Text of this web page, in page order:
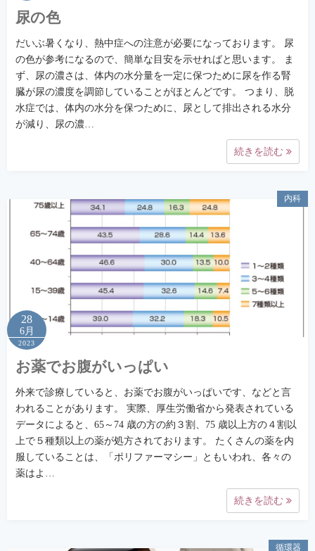
尿の色
だいぶ暑くなり、熱中症への注意が必要になっております。 尿
の色が参考になるので、簡単な目安を示せればと思います。 ま
ず、尿の濃さは、体内の水分量を一定に保つために尿を作る腎
臓が尿の濃度を調節していることがほとんどです。 つまり、脱
水症では、体内の水分を保つために、尿として排出される水分
が減り、尿の濃…
続きを読む
内科
28
6月
2023
お薬でお腹がいっぱい
外来で診療していると、お薬でお腹がいっぱいです、などと言
われることがあります。 実際、厚生労働省から発表されている
データによると、65～74 歳の方の約３割、75 歳以上方の４割以
上で５種類以上の薬が処方されております。 たくさんの薬を内
服していることは、「ポリファーマシー」ともいわれ、各々の
薬はよ…
続きを読む
循環器